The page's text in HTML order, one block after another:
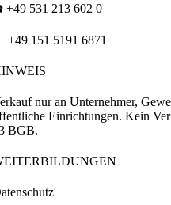
+49 531 213 602 0
+49 151 5191 6871
nur an Unternehmer,
Einrichtungen. Kein
BGB.